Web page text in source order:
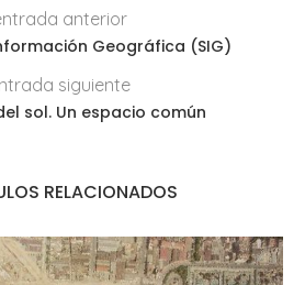
anterior
Geográfica (SIG)
siguiente
sol. Un espacio común
RELACIONADOS